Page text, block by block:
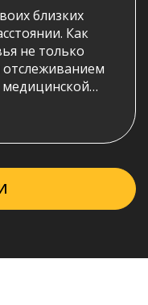
близких
Как
не только
очень доступно